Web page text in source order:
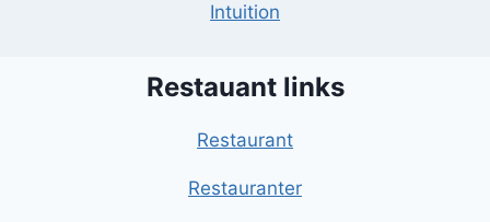
Intuition
Restauant links
Restaurant
Restauranter